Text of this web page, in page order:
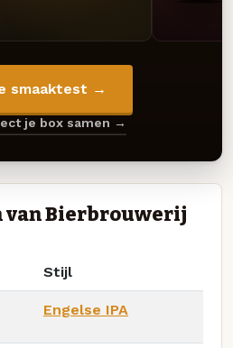
smaaktest →
je box samen →
van Bierbrouwerij
Stijl
Engelse IPA